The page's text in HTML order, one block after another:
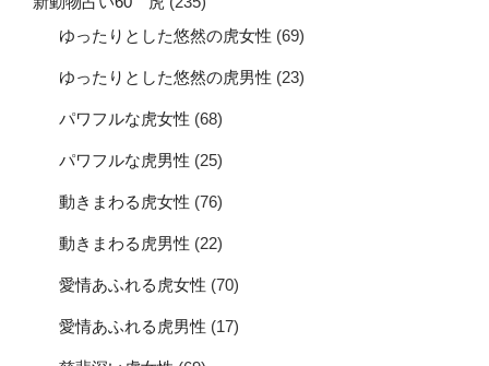
ゆったりとした悠然の虎女性 (69)
ゆったりとした悠然の虎男性 (23)
パワフルな虎女性 (68)
パワフルな虎男性 (25)
動きまわる虎女性 (76)
動きまわる虎男性 (22)
愛情あふれる虎女性 (70)
愛情あふれる虎男性 (17)